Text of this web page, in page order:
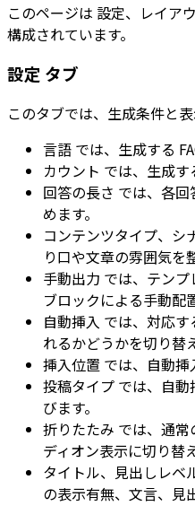
このページは 設定、 レイア
構成されています。
設定 タブ
このタブでは、生成条件と表
言語 では、生成する
カウント では、生成す
回答の長さ では、各
めます。
コンテンツタイプ、 シ
り口や文章の雰囲気を
手動出力 では、テンプ
ブロックによる手動配
自動挿入 では、対応す
れるかどうかを切り替
挿入位置 では、自動挿
投稿タイプ では、自
びます。
折りたたみ では、通常
ディオン表示に切り替
タイトル、 見出しレベ
の表示有無、文言、見